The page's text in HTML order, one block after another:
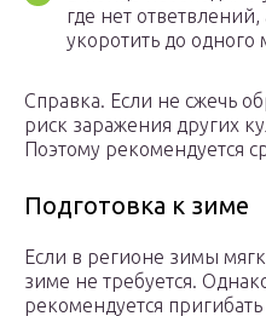
где нет
укоротить до одного
Справка. Если не сжечь
риск заражения других
Поэтому рекомендуется
Подготовка к зиме
Если в регионе зимы
зиме не требуется.
рекомендуется